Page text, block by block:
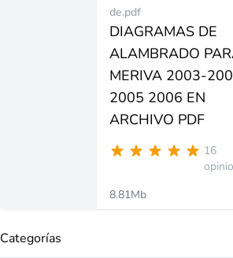
de.pdf
DIAGRAMAS DE
ALAMBRADO
MERIVA 2003-
2005 2006 EN
ARCHIVO PDF
16
8.81Mb
Categorías